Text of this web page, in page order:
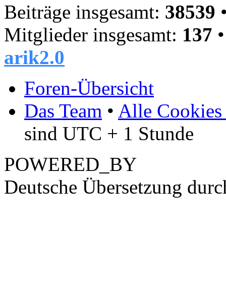
Beiträge insgesamt: 38539
Mitglieder insgesamt: 137
arik2.0
Foren-Übersicht
Das Team • Alle Cookies
sind UTC + 1 Stunde
POWERED_BY
Deutsche Übersetzung